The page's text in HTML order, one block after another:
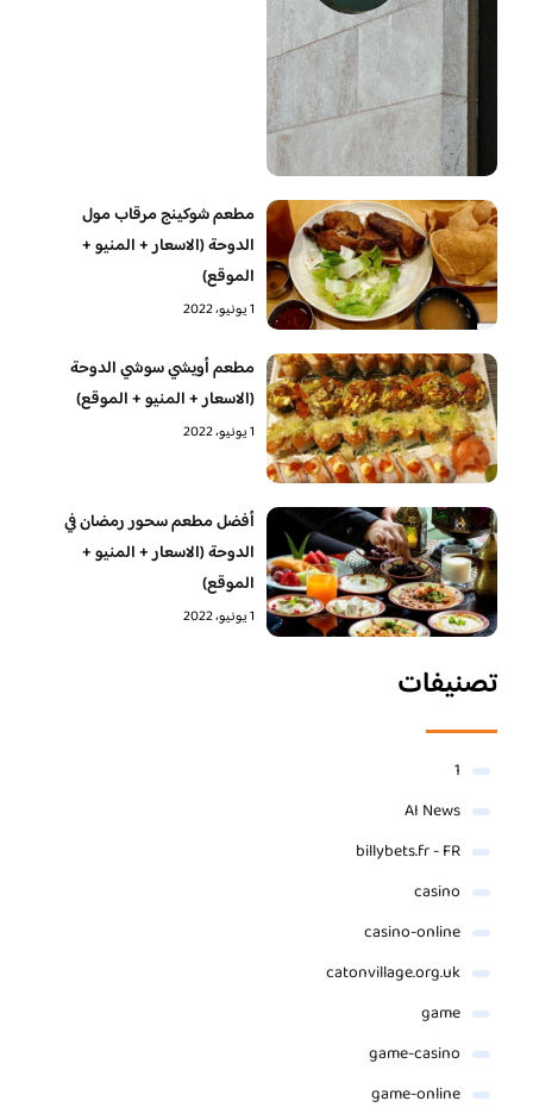
مطعم شوكينج مرقاب مول
الدوحة (الاسعار + المنيو +
الموقع)
1 يونيو، 2022
مطعم أويشي سوشي الدوحة
(الاسعار + المنيو + الموقع)
1 يونيو، 2022
أفضل مطعم سحور رمضان في
الدوحة (الاسعار + المنيو +
الموقع)
1 يونيو، 2022
تصنيفات
1
AI News
billybets.fr - FR
casino
casino-online
catonvillage.org.uk
game
game-casino
game-online